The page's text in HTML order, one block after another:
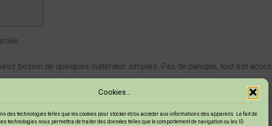
Cookies...
des technologies telles que les cookies pour stocker et/ou accéder aux informations des appareils. Le fait de
technologies nous permettra de traiter des données telles que le comportement de navigation ou les ID
besoin de quelques matériaux simples. Pas de panique, tout est
avec de la farine, du sel et de l’eau.
bruns et à leurs vêtements.